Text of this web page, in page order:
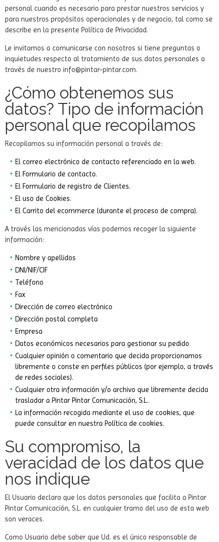
personal cuando es necesario para prestar nuestros servicios y
para nuestros propósitos operacionales y de negocio, tal como se
describe en la presente Política de Privacidad.
Le invitamos a comunicarse con nosotros si tiene preguntas o
inquietudes respecto al tratamiento de sus datos personales a
través de nuestro info@pintar-pintar.com.
¿Cómo obtenemos sus
datos? Tipo de información
personal que recopilamos
Recopilamos su información personal a través de:
El correo electrónico de contacto referenciado en la web.
El Formulario de contacto.
El Formulario de registro de Clientes.
El uso de Cookies.
El Carrito del ecommerce (durante el proceso de compra).
A través las mencionadas vías podemos recoger la siguiente
información:
Nombre y apellidos
DNI/NIF/CIF
Teléfono
Fax
Dirección de correo electrónico
Dirección postal completa
Empresa
Datos económicos necesarios para gestionar su pedido
Cualquier opinión o comentario que decida proporcionarnos
libremente o conste en perfiles públicos (por ejemplo, a través
de redes sociales).
Cualquier otra información y/o archivo que libremente decida
trasladar a Pintar Pintar Comunicación, S.L..
La información recogida mediante el uso de cookies, que
puede consultar en nuestra Política de cookies.
Su compromiso, la
veracidad de los datos que
nos indique
El Usuario declara que los datos personales que facilita a Pintar
Pintar Comunicación, S.L. en cualquier tramo del uso de esta web
son veraces.
Como Usuario debe saber que Ud. es el único responsable de